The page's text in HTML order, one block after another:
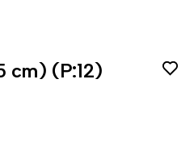
cm) (P:12)